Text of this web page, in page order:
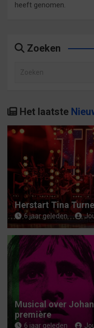
heeft genomen.
Zoeken
e
n
Het laatste
Herstart Tina
6 jaar geleden
Musical over
première
6 jaar geleden